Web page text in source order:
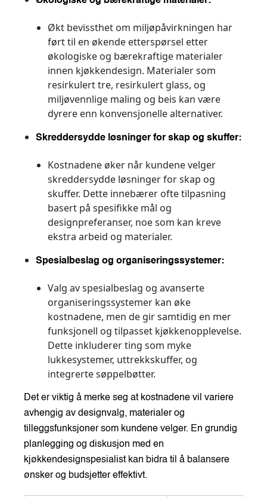
Økt bevissthet om miljøpåvirkningen har
ført til en økende etterspørsel etter
økologiske og bærekraftige materialer
innen kjøkkendesign. Materialer som
resirkulert tre, resirkulert glass, og
miljøvennlige maling og beis kan være
dyrere enn konvensjonelle alternativer.
Skreddersydde løsninger for skap og skuffer:
Kostnadene øker når kundene velger
skreddersydde løsninger for skap og
skuffer. Dette innebærer ofte tilpasning
basert på spesifikke mål og
designpreferanser, noe som kan kreve
ekstra arbeid og materialer.
Spesialbeslag og organiseringssystemer:
Valg av spesialbeslag og avanserte
organiseringssystemer kan øke
kostnadene, men de gir samtidig en mer
funksjonell og tilpasset kjøkkenopplevelse.
Dette inkluderer ting som myke
lukkesystemer, uttrekkskuffer, og
integrerte søppelbøtter.
Det er viktig å merke seg at kostnadene vil variere
avhengig av designvalg, materialer og
tilleggsfunksjoner som kundene velger. En grundig
planlegging og diskusjon med en
kjøkkendesignspesialist kan bidra til å balansere
ønsker og budsjetter effektivt.